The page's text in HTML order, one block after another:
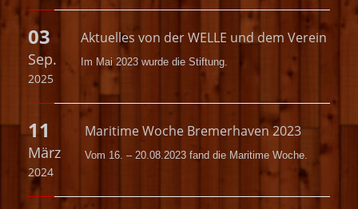
03
Sep.
2025
Aktuelles von der WELLE und dem Verein
Im Mai 2023 wurde die Stiftung.
11
März
2024
Maritime Woche Bremerhaven 2023
Vom 16. – 20.08.2023 fand die Maritime Woche.